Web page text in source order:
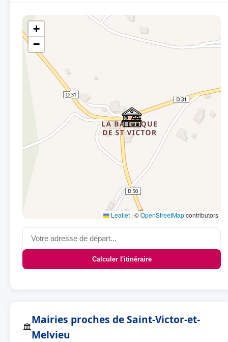
+
−
Leaflet | ©OpenStreetMapcontributors
Calculer l'itinéraire
🏛
Mairies proches de Saint-Victor-et-
Melvieu